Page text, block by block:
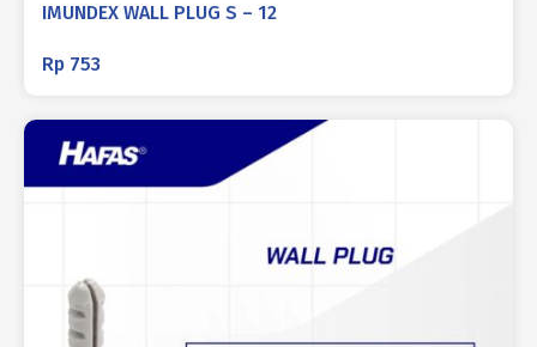
IMUNDEX WALL PLUG S – 12
Rp 753